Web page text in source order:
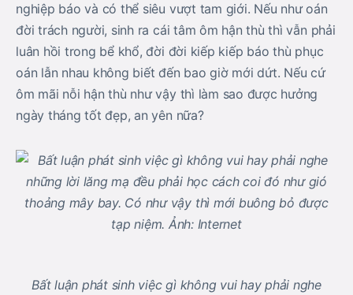
nghiệp báo và có thể siêu vượt tam giới. Nếu như oán
đời trách người, sinh ra cái tâm ôm hận thù thì vẫn phải
luân hồi trong bể khổ, đời đời kiếp kiếp báo thù phục
oán lẫn nhau không biết đến bao giờ mới dứt. Nếu cứ
ôm mãi nỗi hận thù như vậy thì làm sao được hưởng
ngày tháng tốt đẹp, an yên nữa?
Bất luận phát sinh việc gì không vui hay phải nghe